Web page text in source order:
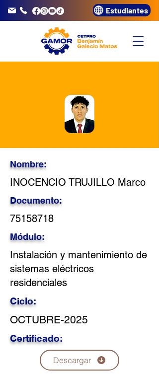
3320072 Estudiantes
Nombre:
INOCENCIO TRUJILLO Marco
Documento:
75158718
Módulo:
Instalación y mantenimiento de
sistemas eléctricos
residenciales
Ciclo:
OCTUBRE-2025
Certificado:
Descargar